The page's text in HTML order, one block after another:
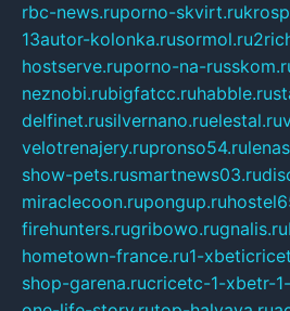
rbc-news.ruporno-skvirt.ru
13autor-kolonka.rusormol.ru
hostserve.ruporno-na-
neznobi.rubigfatcc.ruhabble.ru
delfinet.rusilvernano.ruelestal.ru
velotrenajery.rupronso54.ru
show-pets.rusmartnews03.ru
miraclecoon.rupongup.ru
firehunters.rugribowo.rugnalis.ru
hometown-france.ru1-
shop-garena.rucricetc-1-xbetr-